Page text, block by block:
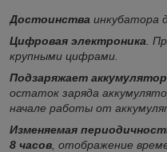
Достоинства инкубатора
Цифровая электроника .
крупными цифрами.
Подзаряжает аккумулятор
остаток заряда
начале работы от
Изменяемая
8 часов , отображение